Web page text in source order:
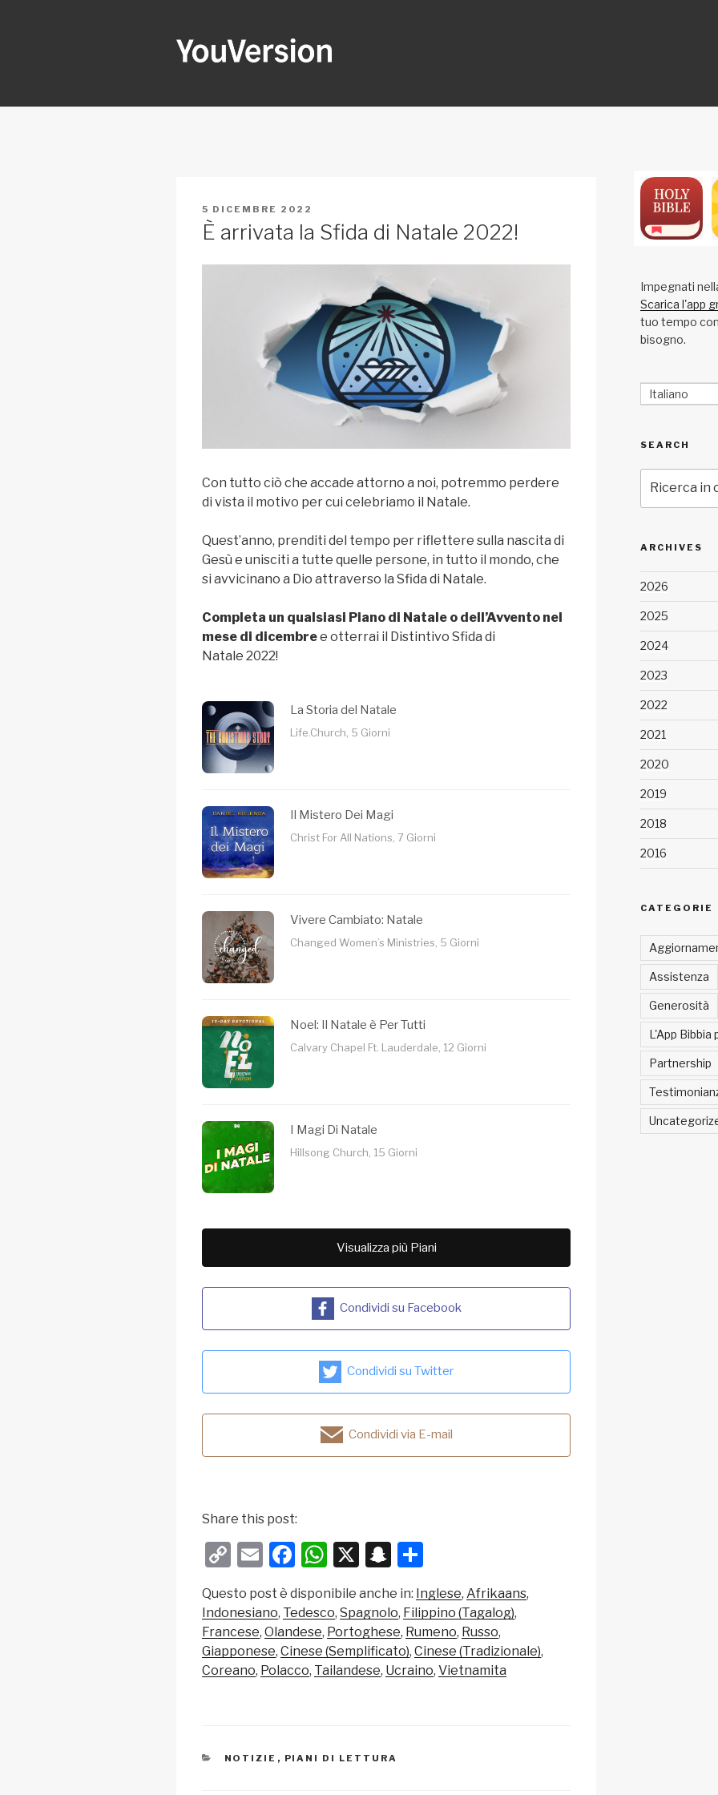
PUBBLICATO
IL
5 DICEMBRE 2022
È arrivata la Sfida di Natale 2022!
Con tutto ciò che accade attorno a noi, potremmo perdere
di vista il motivo per cui celebriamo il Natale.
Quest’anno, prenditi del tempo per riflettere sulla nascita di
Gesù e unisciti a tutte quelle persone, in tutto il mondo, che
si avvicinano a Dio attraverso la Sfida di Natale.
Completa un qualsiasi Piano di Natale o dell’Avvento nel
mese di dicembree otterrai il Distintivo Sfida di
Natale 2022!
La Storia del Natale
Life.Church, 5 Giorni
Il Mistero Dei Magi
Christ For All Nations, 7 Giorni
Vivere Cambiato: Natale
Changed Women’s Ministries, 5 Giorni
Noel: Il Natale è Per Tutti
Calvary Chapel Ft. Lauderdale, 12 Giorni
I Magi Di Natale
Hillsong Church, 15 Giorni
Visualizza più Piani
Condividi su Facebook
Condividi su Twitter
Condividi via E-mail
Share this post:
C
o
p
y
Li
n
E
m
ail
F
a
c
e
b
o
W
h
at
s
A
p
X
S
n
a
p
c
h
o
n
di
vi
di
Questo post è disponibile anche in: Inglese Afrikaans
Indonesiano Tedesco Spagnolo Filippino (Tagalog)
Francese Olandese Portoghese Rumeno Russo
Giapponese Cinese (Semplificato) Cinese (Tradizionale)
Coreano Polacco Tailandese Ucraino Vietnamita
CATEGORIE
NOTIZIE , PIANI DI LETTURA
Impegnati
Scarica l'app
tuo tempo
bisogno.
Italiano
SEARCH
ARCHIVES
2026
2025
2024
2023
2022
2021
2020
2019
2018
2016
CATEGORIE
Assistenza
Generosità
L'App Bibbia
Partnership